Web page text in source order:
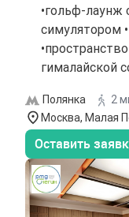
•гольф-лаунж
симулятором
гималайской
Полянка
2
Москва, Малая
Оставить